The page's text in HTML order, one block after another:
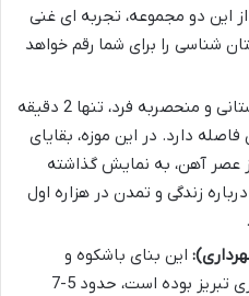
این دو مجموعه، تجربه ای غنی
شناسی را برای شما رقم خواهد
این موزه باستانی و منحصربه فرد، تنها 2 دقیقه
فاصله دارد. در این موزه، بقایای
عصر آهن، به نمایش گذاشته
زندگی و تمدن در هزاره اول
این بنای باشکوه و
تاریخی که زمانی کاخ شهرداری تبریز بوده است، حدود 5-7